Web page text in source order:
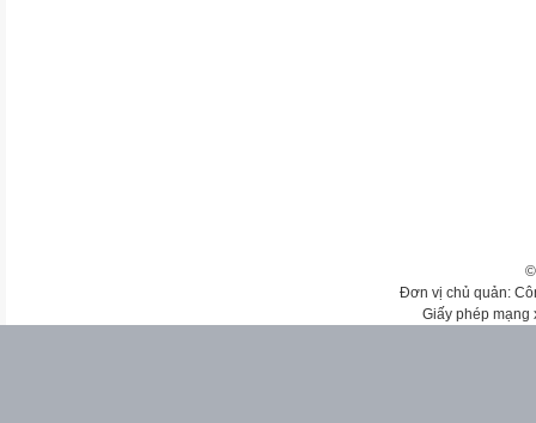
Đơn vị chủ quản:
Giấy phép mạng